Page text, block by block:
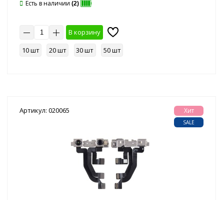
Есть в наличии (2)
В корзину
10 шт
20 шт 30 шт 50 шт
Артикул: 020065 Хит
SALE